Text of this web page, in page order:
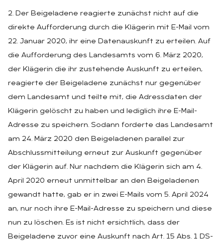
2. Der Beigeladene reagierte zunächst nicht auf die
direkte Aufforderung durch die Klägerin mit E-Mail vom
22. Januar 2020, ihr eine Datenauskunft zu erteilen. Auf
die Aufforderung des Landesamts vom 6. März 2020,
der Klägerin die ihr zustehende Auskunft zu erteilen,
reagierte der Beigeladene zunächst nur gegenüber
dem Landesamt und teilte mit, die Adressdaten der
Klägerin gelöscht zu haben und lediglich ihre E-Mail-
Adresse zu speichern. Sodann forderte das Landesamt
am 24. März 2020 den Beigeladenen parallel zur
Abschlussmitteilung erneut zur Auskunft gegenüber
der Klägerin auf. Nur nachdem die Klägerin sich am 4.
April 2020 erneut unmittelbar an den Beigeladenen
gewandt hatte, gab er in zwei E-Mails vom 5. April 2024
an, nur noch ihre E-Mail-Adresse zu speichern und diese
nun zu löschen. Es ist nicht ersichtlich, dass der
Beigeladene zuvor eine Auskunft nach Art. 15 Abs. 1 DS-